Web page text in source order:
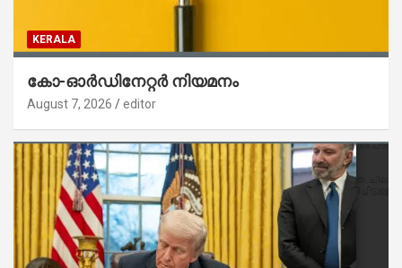
KERALA
കോ-ഓർഡിനേറ്റർ നിയമനം
August 7, 2026 editor